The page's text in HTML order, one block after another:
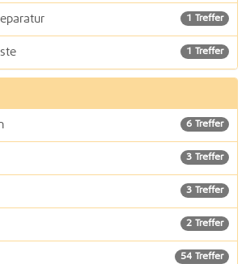
1 Treffer
1 Treffer
6 Treffer
3 Treffer
3 Treffer
2 Treffer
54 Treffer